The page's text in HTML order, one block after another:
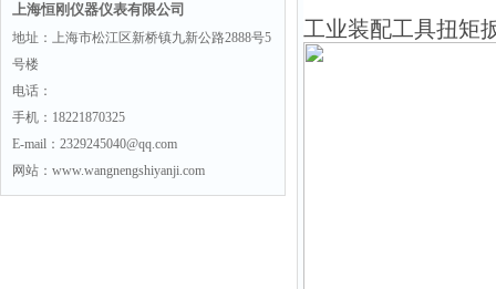
上海恒刚仪器仪表有限公司
地址：上海市松江区新桥镇九新公路2888号5
号楼
电话：
手机：18221870325
E-mail：2329245040@qq.com
网站：www.wangnengshiyanji.com
工业装配工具扭矩